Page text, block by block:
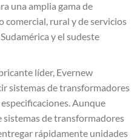
una amplia gama de
comercial, rural y de servicios
y el sudeste
líder, Evernew
sistemas de transformadores
Aunque
sistemas de transformadores
rápidamente unidades